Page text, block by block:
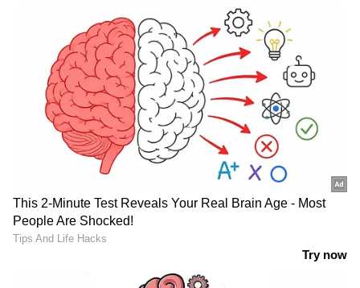
എന്നാല്‍ ഈ തോല്‍വിക്ക് ശേഷം പാക്
ആരാധകന്‍ ടിവി ഇടിച്ചുപൊളിക്കുന്നതിന്‍റെ
ദൃശ്യമല്ല ഇപ്പോള്‍ പ്രചരിക്കുന്നത്. ഖത്തര്‍
വേദിയായ 2022 ഫിഫ ലോകകപ്പില്‍
മെക്‌സിക്കന്‍ ടീം തോറ്റ് പുറത്തായതില്‍
മെക്‌സിക്കോ ആരാധകന്‍റെ രോക്ഷ
പ്രകടനമാണ് വീഡിയോയില്‍ എന്നതാണ്
യാഥാര്‍ഥ്യം. വിവിധ സെര്‍ച്ച് ടൂളുകള്‍
ഉപയോഗിച്ച് നടത്തിയ പരിശോധനയിലാണ് ഈ
വീഡിയോ 2022ലെതാണ് എന്ന് വ്യക്തമായത്.
ഇതേ വീഡിയോഒരു സ്പോര്‍ട്‌സ് ട്വിറ്റര്‍
ഹാന്‍ഡിലില്‍ നിന്ന് 2022 ഡിസംബര്‍ ഒന്നിന്
ഷെയര്‍ ചെയ്‌തിരിക്കുന്നത് ചുവടെ കാണാം.